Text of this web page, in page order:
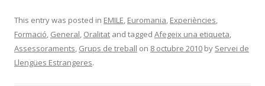
e
b
o
itt
er
m
p
ar
This entry was posted in EMILE, Euromania, Experiències,
Formació, General, Oralitat and tagged Afegeix una etiqueta,
Assessoraments, Grups de treball on 8 octubre 2010 by Servei de
Llengües Estrangeres.